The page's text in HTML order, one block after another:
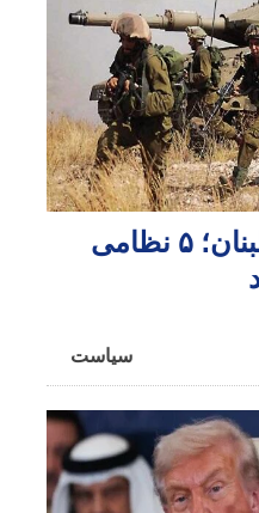
حمله اسرائیل به لبنان؛ ۵ نظامی
سیاست